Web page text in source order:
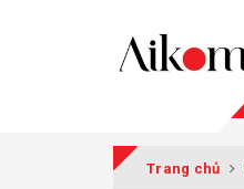
Trang chủ